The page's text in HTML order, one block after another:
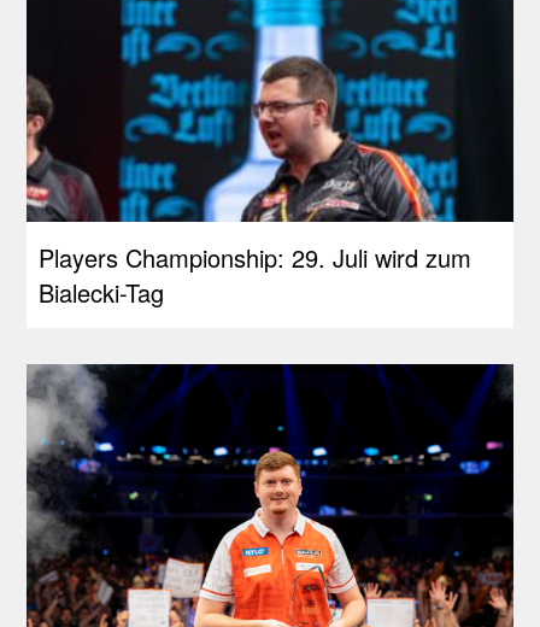
Players Championship: 29. Juli wird zum
Bialecki-Tag